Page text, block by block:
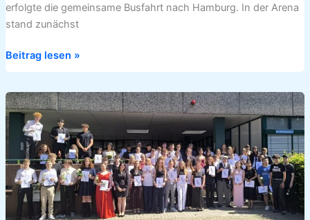
erfolgte die gemeinsame Busfahrt nach Hamburg. In der Arena
stand zunächst
Beitrag lesen »
Feierliche
Entlassung:
Abschlussschüler
der
Osteschule
ziehen
in